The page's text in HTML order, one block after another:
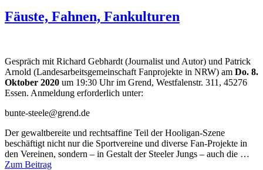
Fäuste, Fahnen, Fankulturen
Gespräch mit Richard Gebhardt (Journalist und Autor) und Patrick
Arnold (Landesarbeitsgemeinschaft Fanprojekte in NRW) am Do. 8.
Oktober 2020 um 19:30 Uhr im Grend, Westfalenstr. 311, 45276
Essen. Anmeldung erforderlich unter:
bunte-steele@grend.de
Der gewaltbereite und rechtsaffine Teil der Hooligan-Szene
beschäftigt nicht nur die Sportvereine und diverse Fan-Projekte in
den Vereinen, sondern – in Gestalt der Steeler Jungs – auch die …
Zum Beitrag